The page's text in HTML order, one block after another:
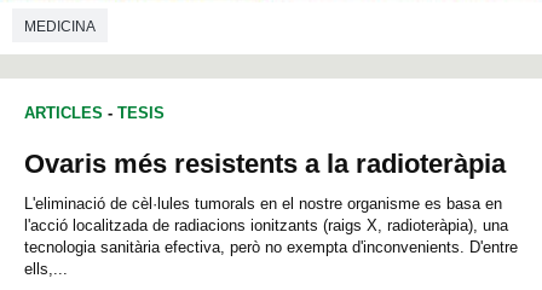
MEDICINA
ARTICLES - TESIS
Ovaris més resistents a la radioteràpia
L'eliminació de cèl·lules tumorals en el nostre organisme es basa en
l'acció localitzada de radiacions ionitzants (raigs X, radioteràpia), una
tecnologia sanitària efectiva, però no exempta d'inconvenients. D'entre
ells,...